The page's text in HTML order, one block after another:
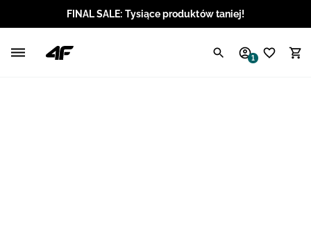
FINAL SALE: Tysiące produktów taniej!
1